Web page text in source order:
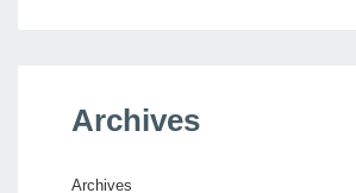
Archives
Archives